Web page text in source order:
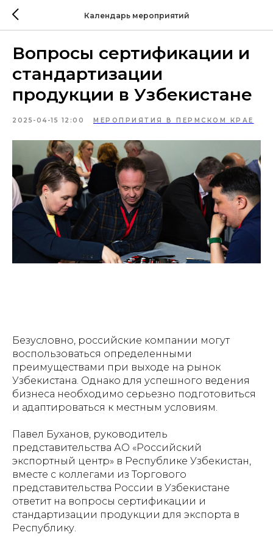
Календарь мероприятий
Вопросы сертификации и
стандартизации
продукции в Узбекистане
2025-04-15 12:00 МЕРОПРИЯТИЯ В ПЕРМСКОМ КРАЕ
Безусловно, российские компании могут
воспользоваться определенными
преимуществами при выходе на рынок
Узбекистана. Однако для успешного ведения
бизнеса необходимо серьезно подготовиться
и адаптироваться к местным условиям.
Павел Буханов, руководитель
представительства АО «Российский
экспортный центр» в Республике Узбекистан,
вместе с коллегами из Торгового
представительства России в Узбекистане
ответит на вопросы сертификации и
стандартизации продукции для экспорта в
Республику.